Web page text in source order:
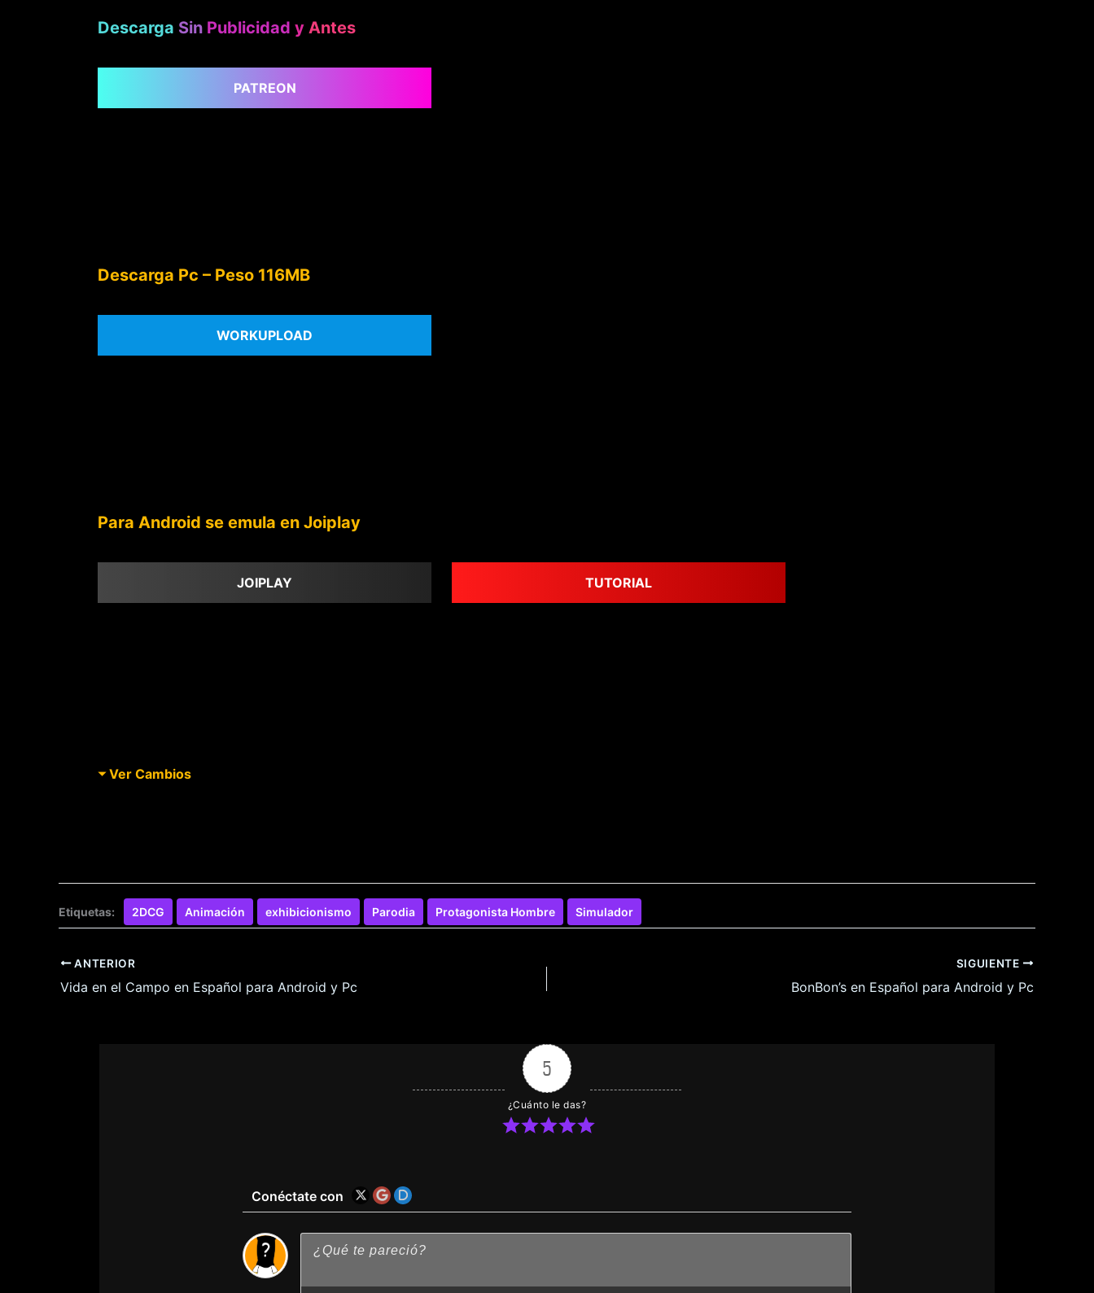
Descarga Sin Publicidad y Antes
PATREON
Descarga Pc – Peso 116MB
WORKUPLOAD
Para Android se emula en Joiplay
JOIPLAY TUTORIAL
Ver Cambios
Etiquetas: 2DCG Animación exhibicionismo Parodia Protagonista Hombre Simulador
ANTERIOR
Vida en el Campo en Español para Android y Pc
SIGUIENTE
BonBon’s en Español para Android y Pc
5
¿Cuánto le das?
Conéctate con